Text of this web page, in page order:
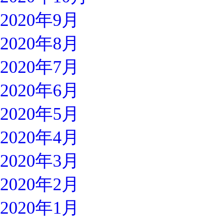
2020年9月
2020年8月
2020年7月
2020年6月
2020年5月
2020年4月
2020年3月
2020年2月
2020年1月